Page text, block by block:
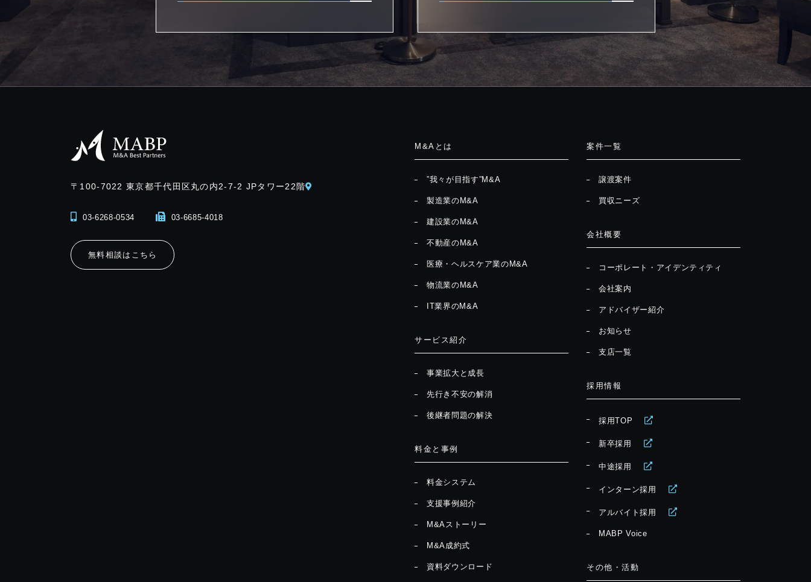
〒100-7022東京都千代田区丸の内2-7-2 JPタワー22階
03-6268-0534 03-6685-4018
無料相談はこちら
M&Aとは
”我々が目指す”M&A
製造業のM&A
建設業のM&A
不動産のM&A
医療・ヘルスケア業のM&A
物流業のM&A
IT業界のM&A
サービス紹介
事業拡大と成長
先行き不安の解消
後継者問題の解決
料金と事例
料金システム
支援事例紹介
M&Aストーリー
M&A成約式
資料ダウンロード
案件一覧
譲渡案件
買収ニーズ
会社概要
コーポレート・アイデンティティ
会社案内
アドバイザー紹介
お知らせ
支店一覧
採用情報
採用TOP
新卒採用
中途採用
インターン採用
アルバイト採用
MABP Voice
その他・活動